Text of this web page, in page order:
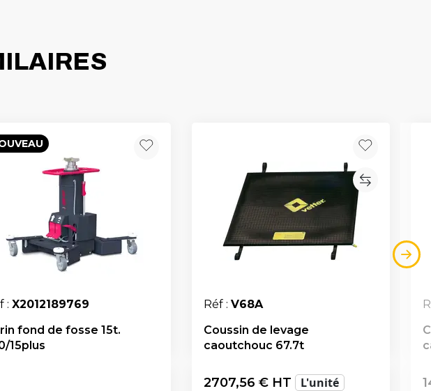
: X2012189769
fond de fosse 15t.
15plus
Réf : V68A
Coussin de levage
caoutchouc 67.7t
2707,56 € HT L'unité